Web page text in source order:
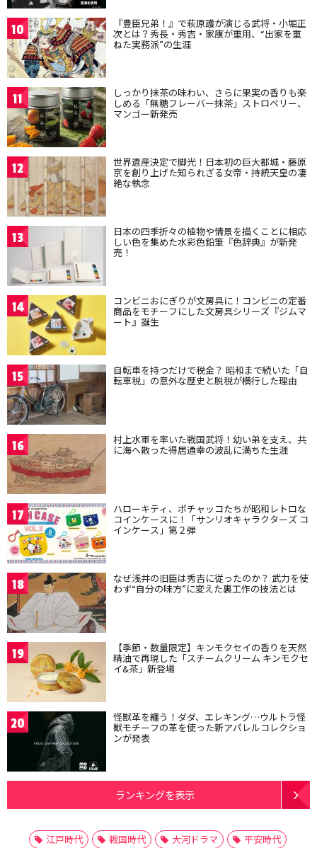
10 『豊臣兄弟！』で萩原護が演じる武将・小堀正
次とは？秀長・秀吉・家康が重用、“出家を重
ねた実務派”の生涯
11 しっかり抹茶の味わい、さらに果実の香りも楽
しめる「無糖フレーバー抹茶」ストロベリー、
マンゴー新発売
12 世界遺産決定で脚光！日本初の巨大都城・藤原
京を創り上げた知られざる女帝・持統天皇の凄
絶な執念
13 日本の四季折々の植物や情景を描くことに相応
しい色を集めた水彩色鉛筆『色辞典』が新発
売！
14 コンビニおにぎりが文房具に！コンビニの定番
商品をモチーフにした文房具シリーズ『ジムマ
ート』誕生
15 自転車を持つだけで税金？ 昭和まで続いた「自
転車税」の意外な歴史と脱税が横行した理由
16 村上水軍を率いた戦国武将！幼い弟を支え、共
に海へ散った得居通幸の波乱に満ちた生涯
17 ハローキティ、ポチャッコたちが昭和レトロな
コインケースに！「サンリオキャラクターズ コ
インケース」第２弾
18 なぜ浅井の旧臣は秀吉に従ったのか？ 武力を使
わず“自分の味方”に変えた裏工作の技法とは
19 【季節・数量限定】キンモクセイの香りを天然
精油で再現した「スチームクリーム キンモクセ
イ&茶」新登場
20 怪獣革を纏う！ダダ、エレキング…ウルトラ怪
獣モチーフの革を使った新アパレルコレクショ
ンが発表
ランキングを表示
江戸時代 戦国時代 大河ドラマ
平安時代